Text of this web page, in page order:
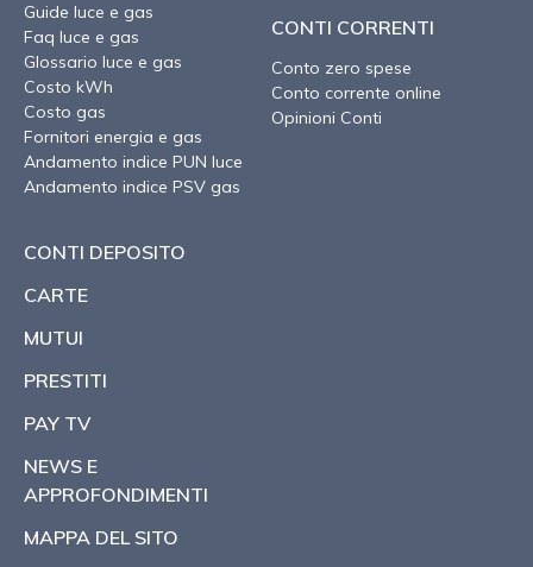
Guide luce e gas
Faq luce e gas
Glossario luce e gas
Costo kWh
Costo gas
Fornitori energia e gas
Andamento indice PUN luce
Andamento indice PSV gas
CONTI CORRENTI
Conto zero spese
Conto corrente online
Opinioni Conti
CONTI DEPOSITO
CARTE
MUTUI
PRESTITI
PAY TV
NEWS E
APPROFONDIMENTI
MAPPA DEL SITO